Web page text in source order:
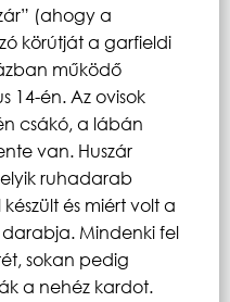
(ahogy a
körútját a garfieldi
működő
14-én. Az ovisok
csákó, a lábán
van. Huszár
ruhadarab
és miért volt a
darabja. Mindenki fel
sokan pedig
a nehéz kardot.